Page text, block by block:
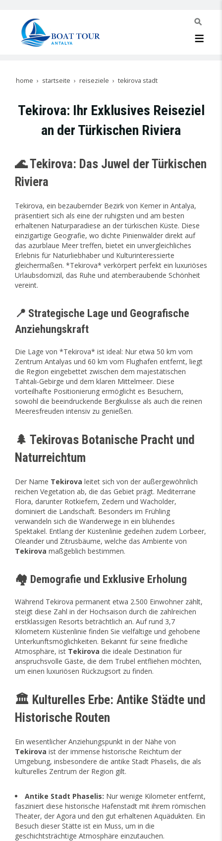
home startseite reiseziele tekirova stadt
Tekirova: Ihr Exklusives Reiseziel
an der Türkischen Riviera
🌊 Tekirova: Das Juwel der Türkischen
Riviera
Tekirova, ein bezaubernder Bezirk von Kemer in Antalya,
präsentiert sich als eine der ruhigsten und am besten
erhaltenen Naturparadiese an der türkischen Küste. Diese
einzigartige Geografie, wo dichte Pinienwälder direkt auf
das azurblaue Meer treffen, bietet ein unvergleichliches
Erlebnis für Naturliebhaber und Kulturinteressierte
gleichermaßen. *Tekirova* verkörpert perfekt ein luxuriöses
Urlaubsdomizil, das Ruhe und atemberaubende Schönheit
vereint.
📍 Strategische Lage und Geografische
Anziehungskraft
Die Lage von *Tekirova* ist ideal: Nur etwa 50 km vom
Zentrum Antalyas und 60 km vom Flughafen entfernt, liegt
die Region eingebettet zwischen dem majestätischen
Tahtalı-Gebirge und dem klaren Mittelmeer. Diese
vorteilhafte Positionierung ermöglicht es Besuchern,
sowohl die beeindruckende Bergkulisse als auch die reinen
Meeresfreuden intensiv zu genießen.
🌲 Tekirovas Botanische Pracht und
Naturreichtum
Der Name Tekirova leitet sich von der außergewöhnlich
reichen Vegetation ab, die das Gebiet prägt. Mediterrane
Flora, darunter Rotkiefern, Zedern und Wacholder,
dominiert die Landschaft. Besonders im Frühling
verwandeln sich die Wanderwege in ein blühendes
Spektakel. Entlang der Küstenlinie gedeihen zudem Lorbeer,
Oleander und Zitrusbäume, welche das Ambiente von
Tekirova maßgeblich bestimmen.
🏘️ Demografie und Exklusive Erholung
Während Tekirova permanent etwa 2.500 Einwohner zählt,
steigt diese Zahl in der Hochsaison durch die zahlreichen
erstklassigen Resorts beträchtlich an. Auf rund 3,7
Kilometern Küstenlinie finden Sie vielfältige und gehobene
Unterkunftsmöglichkeiten. Bekannt für seine friedliche
Atmosphäre, ist Tekirova die ideale Destination für
anspruchsvolle Gäste, die dem Trubel entfliehen möchten,
um einen luxuriösen Rückzugsort zu finden.
🏛️ Kulturelles Erbe: Antike Städte und
Historische Routen
Ein wesentlicher Anziehungspunkt in der Nähe von
Tekirova ist der immense historische Reichtum der
Umgebung, insbesondere die antike Stadt Phaselis, die als
kulturelles Zentrum der Region gilt.
Antike Stadt Phaselis: Nur wenige Kilometer entfernt,
fasziniert diese historische Hafenstadt mit ihrem römischen
Theater, der Agora und den gut erhaltenen Aquädukten. Ein
Besuch dieser Stätte ist ein Muss, um in die
geschichtsträchtige Atmosphäre einzutauchen.